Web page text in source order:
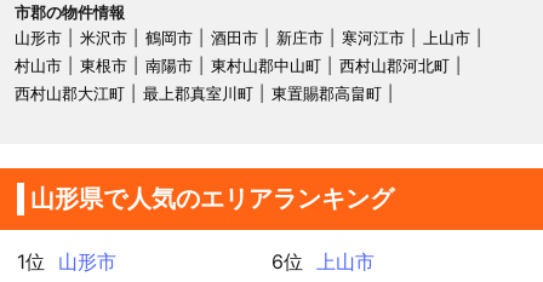
市郡の物件情報
山形市
米沢市 鶴岡市 酒田市 新庄市 寒河江市
上山市
村山市
東根市 南陽市 東村山郡中山町
西村山郡河北町
西村山郡大江町
最上郡真室川町 東置賜郡高畠町
山形県で人気のエリアランキング
1位
山形市
6位
上山市